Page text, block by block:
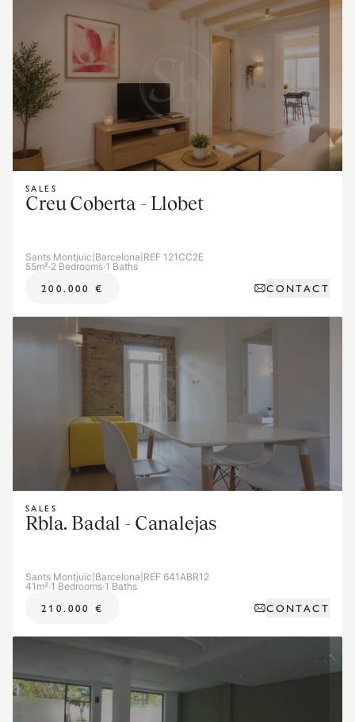
SALES
Creu Coberta - Llobet
Sants Montjuïc Barcelona REF 121CC2E
55m²·2 Bedrooms·1 Baths
200.000 € CONTACT
SALES
Rbla. Badal - Canalejas
Sants Montjuïc Barcelona REF 641ABR12
41m²·1 Bedrooms·1 Baths
210.000 € CONTACT